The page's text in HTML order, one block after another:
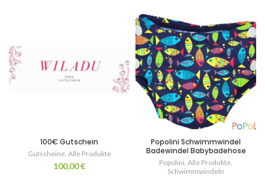
100€ Gutschein
Gutscheine, Alle Produkte
100,00€
Popolini Schwimmwindel
Badewindel Babybadehose
Popolini, Alle Produkte,
Schwimmwindeln